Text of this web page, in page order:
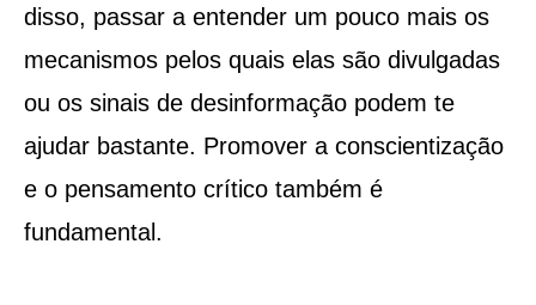
disso, passar a entender um pouco mais os
mecanismos pelos quais elas são divulgadas
ou os sinais de desinformação podem te
ajudar bastante. Promover a conscientização
e o pensamento crítico também é
fundamental.